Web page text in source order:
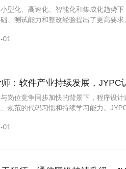
型化、高速化、智能化和集成化趋势
、测试能力和整改经验提出了更高要
01
：软件产业持续发展，JYPC
岗位竞争同步加快的背景下，程序设
规范的代码习惯和持续学习能力。
01